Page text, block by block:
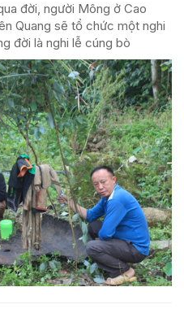
đời, người Mông ở Cao
Quang sẽ tổ chức một nghi
đời là nghi lễ cúng bò